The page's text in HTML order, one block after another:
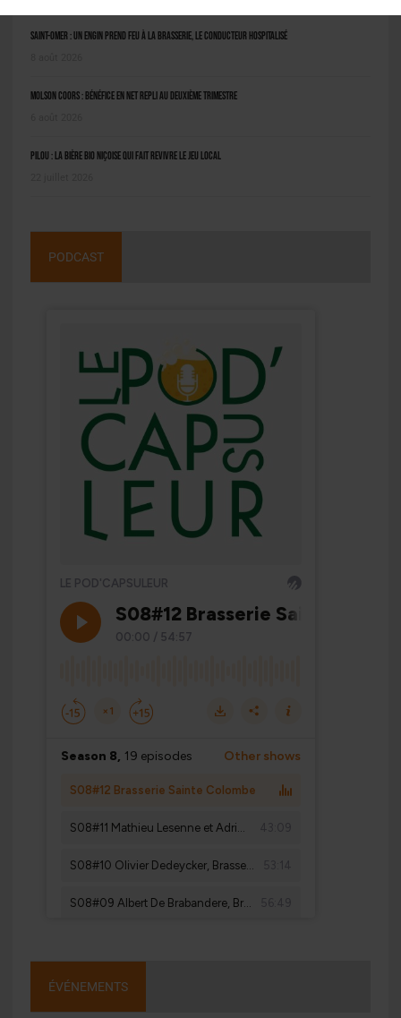
Saint-Omer : un engin prend feu à la brasserie, le conducteur hospitalisé
Molson Coors : bénéfice en net repli au deuxième trimestre
Pilou : la bière bio niçoise qui fait revivre le jeu local
PODCAST
ÉVÉNEMENTS